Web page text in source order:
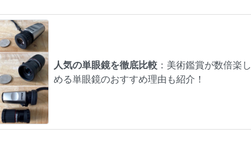
人気の単眼鏡を徹底比較 ：美術鑑賞が数倍楽し
める単眼鏡のおすすめ理由も紹介！